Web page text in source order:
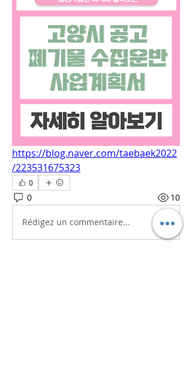
https://blog.naver.com/taebaek2022
/223531675323
0
0 10
Rédigez un commentaire...